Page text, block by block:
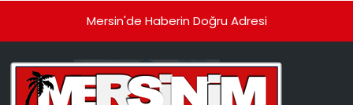
Mersin'de Haberin Doğru Adresi